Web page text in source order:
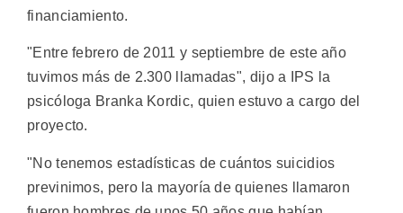
financiamiento.
"Entre febrero de 2011 y septiembre de este año
tuvimos más de 2.300 llamadas", dijo a IPS la
psicóloga Branka Kordic, quien estuvo a cargo del
proyecto.
"No tenemos estadísticas de cuántos suicidios
previnimos, pero la mayoría de quienes llamaron